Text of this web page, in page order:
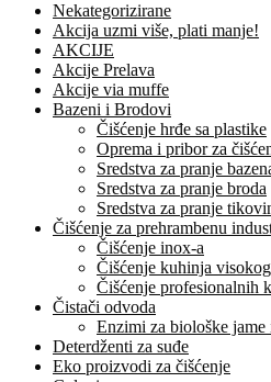
Nekategorizirane
Akcija uzmi više, plati manje!
AKCIJE
Akcije Prelava
Akcije via muffe
Bazeni i Brodovi
Čišćenje hrđe sa plastike
Oprema i pribor za
Sredstva za pranje
Sredstva za pranje broda
Sredstva za pranje
Čišćenje za prehrambenu
Čišćenje inox-a
Čišćenje kuhinja
Čišćenje profesionalnih
Čistači odvoda
Enzimi za biološke jame
Deterdženti za suđe
Eko proizvodi za čišćenje